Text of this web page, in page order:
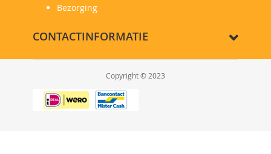
Bezorging
CONTACTINFORMATIE
Copyright © 2023